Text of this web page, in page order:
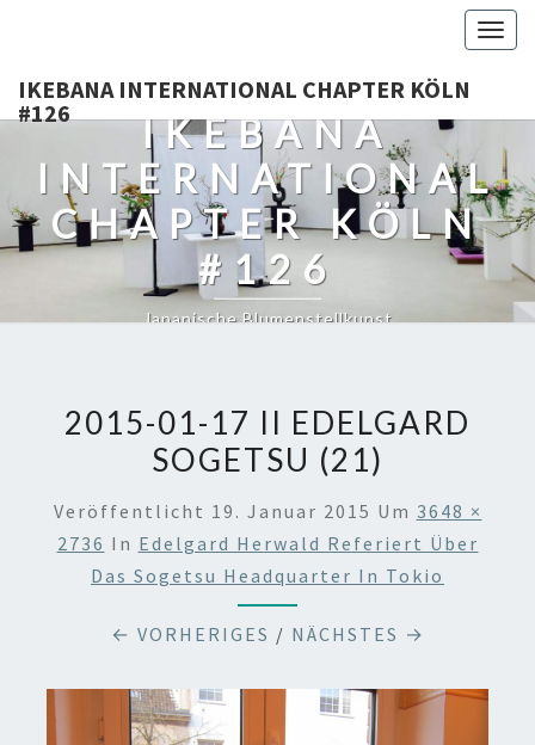
IKEBANA INTERNATIONAL CHAPTER KÖLN
#126
IKEBANA
INTERNATIONAL
CHAPTER KÖLN
#126
Japanische Blumenstellkunst
2015-01-17 II EDELGARD
SOGETSU (21)
Veröffentlicht 19. Januar 2015 Um 3648 ×
2736 In Edelgard Herwald Referiert Über
Das Sogetsu Headquarter In Tokio
← VORHERIGES / NÄCHSTES →